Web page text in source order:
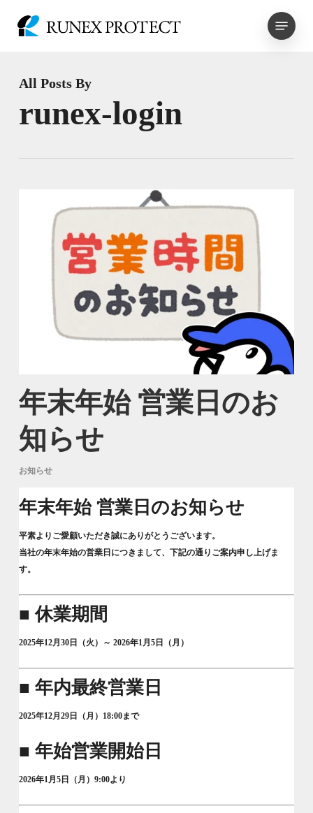
Menu
All Posts By
runex-login
年末年始 営業日のお
知らせ
お知らせ
年末年始 営業日のお知らせ
平素よりご愛顧いただき誠にありがとうございます。
当社の年末年始の営業日につきまして、下記の通りご案内申し上げま
す。
■ 休業期間
2025年12月30日（火）～ 2026年1月5日（月）
■ 年内最終営業日
2025年12月29日（月）18:00まで
■ 年始営業開始日
2026年1月5日（月）9:00より